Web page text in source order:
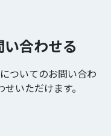
合わせる
ついてのお問い合わ
いただけます。